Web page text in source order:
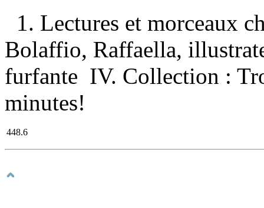
1. Lectures et morceaux
Bolaffio, Raffaella,
furfante IV. Collection :
minutes!
448.6